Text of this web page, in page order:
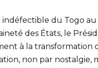
indéfectible du Togo
des États, le
à la transformation
non par nostalgie,